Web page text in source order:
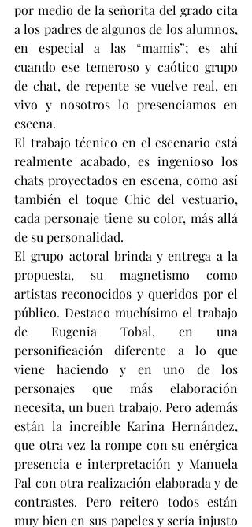
por medio de la señorita del grado cita
a los padres de algunos de los alumnos,
en especial a las “mamis”; es ahí
cuando ese temeroso y caótico grupo
de chat, de repente se vuelve real, en
vivo y nosotros lo presenciamos en
escena.
El trabajo técnico en el escenario está
realmente acabado, es ingenioso los
chats proyectados en escena, como así
también el toque Chic del vestuario,
cada personaje tiene su color, más allá
de su personalidad.
El grupo actoral brinda y entrega a la
propuesta, su magnetismo como
artistas reconocidos y queridos por el
público. Destaco muchísimo el trabajo
de Eugenia Tobal, en una
personificación diferente a lo que
viene haciendo y en uno de los
personajes que más elaboración
necesita, un buen trabajo. Pero además
están la increíble Karina Hernández,
que otra vez la rompe con su enérgica
presencia e interpretación y Manuela
Pal con otra realización elaborada y de
contrastes. Pero reitero todos están
muy bien en sus papeles y sería injusto